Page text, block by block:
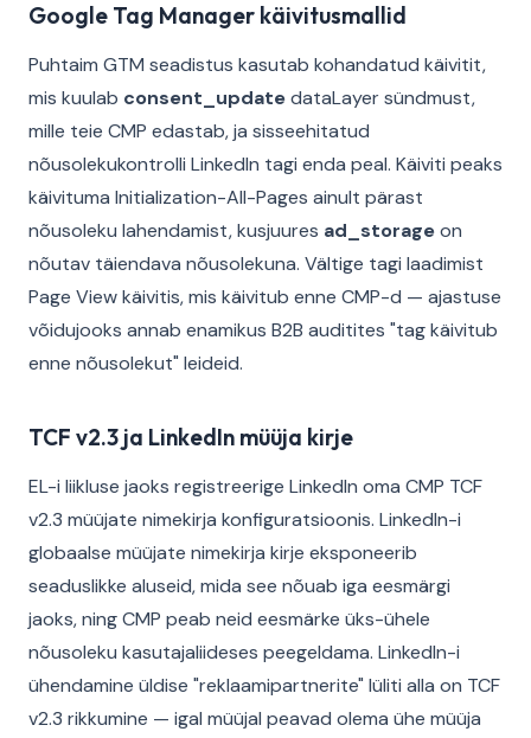
Google Tag Manager käivitusmallid
Puhtaim GTM seadistus kasutab kohandatud käivitit,
mis kuulab consent_updatedataLayer sündmust,
mille teie CMP edastab, ja sisseehitatud
nõusolekukontrolli LinkedIn tagi enda peal. Käiviti peaks
käivituma Initialization-All-Pages ainult pärast
nõusoleku lahendamist, kusjuures ad_storageon
nõutav täiendava nõusolekuna. Vältige tagi laadimist
Page View käivitis, mis käivitub enne CMP-d — ajastuse
võidujooks annab enamikus B2B auditites "tag käivitub
enne nõusolekut" leideid.
TCF v2.3 ja LinkedIn müüja kirje
EL-i liikluse jaoks registreerige LinkedIn oma CMP TCF
v2.3 müüjate nimekirja konfiguratsioonis. LinkedIn-i
globaalse müüjate nimekirja kirje eksponeerib
seaduslikke aluseid, mida see nõuab iga eesmärgi
jaoks, ning CMP peab neid eesmärke üks-ühele
nõusoleku kasutajaliideses peegeldama. LinkedIn-i
ühendamine üldise "reklaamipartnerite" lüliti alla on TCF
v2.3 rikkumine — igal müüjal peavad olema ühe müüja